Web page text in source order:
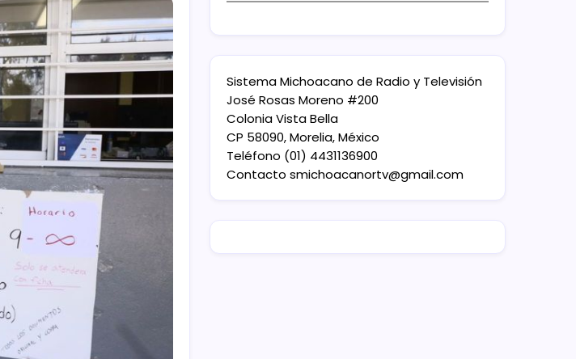
Sistema Michoacano de Radio y Televisión
José Rosas Moreno #200
Colonia Vista Bella
CP 58090, Morelia, México
Teléfono (01) 4431136900
Contacto smichoacanortv@gmail.com